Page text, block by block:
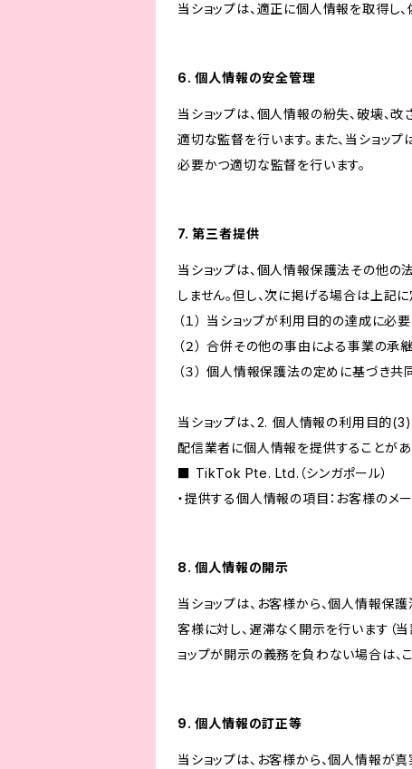
当ショップは、適正に個人情報を取得し
6. 個人情報の安全管理
当ショップは、個人情報の紛失、破壊、
適切な監督を行います。また、当ショッ
必要かつ適切な監督を行います。
7. 第三者提供
当ショップは、個人情報保護法その他
しません。但し、次に掲げる場合は上記
（１） 当ショップが利用目的の達成に
（２） 合併その他の事由による事業の
（３） 個人情報保護法の定めに基づき
当ショップは、2. 個人情報の利用目的
配信業者に個人情報を提供することがあ
■ TikTok Pte. Ltd.（シンガポール）
・提供する個人情報の項目：お客様のメ
8. 個人情報の開示
当ショップは、お客様から、個人情報保
客様に対し、遅滞なく開示を行います（
ョップが開示の義務を負わない場合は、
9. 個人情報の訂正等
当ショップは、お客様から、個人情報が